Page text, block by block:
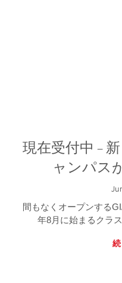
現在受付中 –
ャンパス
間もなくオープンする
年8月に始まるクラ